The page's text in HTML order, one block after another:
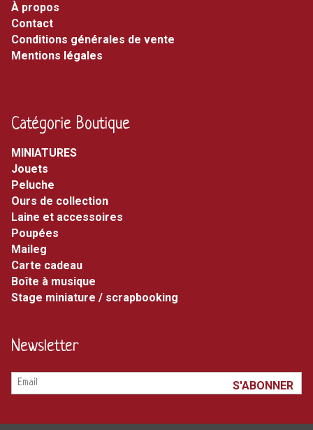
À propos
Contact
Conditions générales de vente
Mentions légales
Catégorie Boutique
MINIATURES
jouets
peluche
ours de collection
laine et accessoires
poupées
maileg
carte cadeau
boîte à musique
stage miniature / scrapbooking
Newsletter